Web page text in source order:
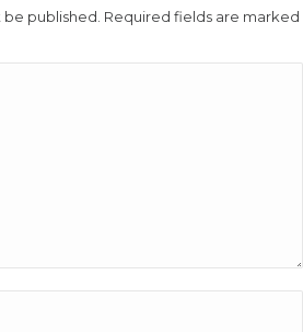
be published. Required fields are marked